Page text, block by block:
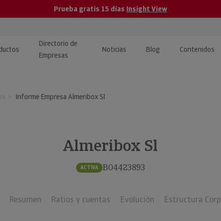
Prueba gratis 15 días Insight View
· Recuperación de
Directorio de
Empresas
Noticias Blog Contenidos
y tutoriales
Investigada
Informe Empresa Almeribox Sl
Almeribox Sl
ACTIVA B04423893
Resumen Ratios y cuentas Evolución Estructura